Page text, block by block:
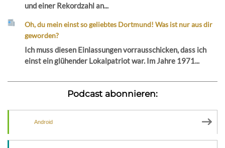
und einer Rekordzahl an...
Oh, du mein einst so geliebtes Dortmund! Was ist nur aus dir
geworden?
Ich muss diesen Einlassungen vorrausschicken, dass ich
einst ein glühender Lokalpatriot war. Im Jahre 1971...
Podcast abonnieren:
Android